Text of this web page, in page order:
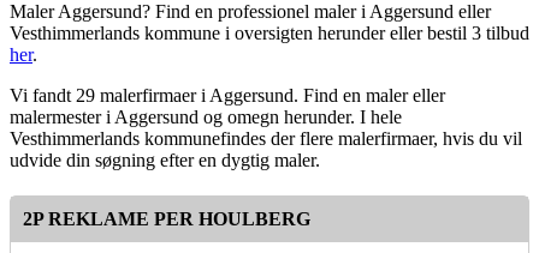
Maler Aggersund? Find en professionel maler i Aggersund eller
Vesthimmerlands kommune i oversigten herunder eller bestil 3 tilbud
her.
Vi fandt 29 malerfirmaer i Aggersund. Find en maler eller
malermester i Aggersund og omegn herunder. I hele
Vesthimmerlands kommunefindes der flere malerfirmaer, hvis du vil
udvide din søgning efter en dygtig maler.
2P REKLAME PER HOULBERG